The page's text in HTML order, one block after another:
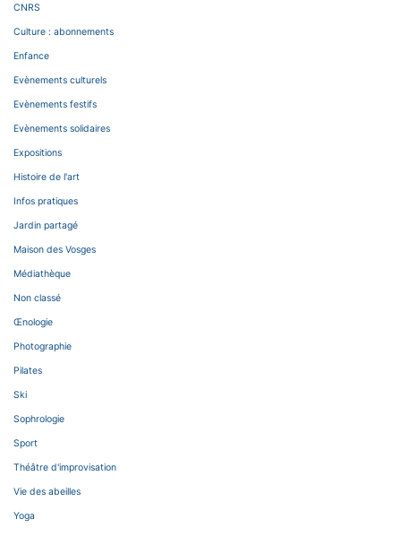
CNRS
Culture : abonnements
Enfance
Evènements culturels
Evènements festifs
Evènements solidaires
Expositions
Histoire de l'art
Infos pratiques
Jardin partagé
Maison des Vosges
Médiathèque
Non classé
Œnologie
Photographie
Pilates
Ski
Sophrologie
Sport
Théâtre d'improvisation
Vie des abeilles
Yoga